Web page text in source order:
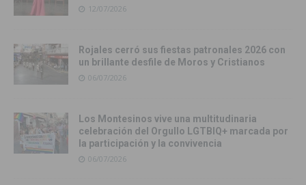
12/07/2026
Rojales cerró sus fiestas patronales 2026 con
un brillante desfile de Moros y Cristianos
06/07/2026
Los Montesinos vive una multitudinaria
celebración del Orgullo LGTBIQ+ marcada por
la participación y la convivencia
06/07/2026